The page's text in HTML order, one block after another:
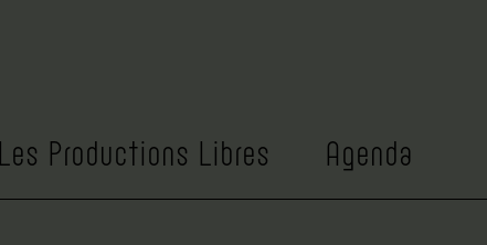
Les Productions Libres Agenda